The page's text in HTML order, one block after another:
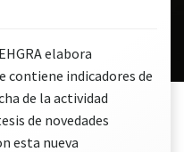
elabora
contiene indicadores de
de la actividad
de novedades
esta nueva